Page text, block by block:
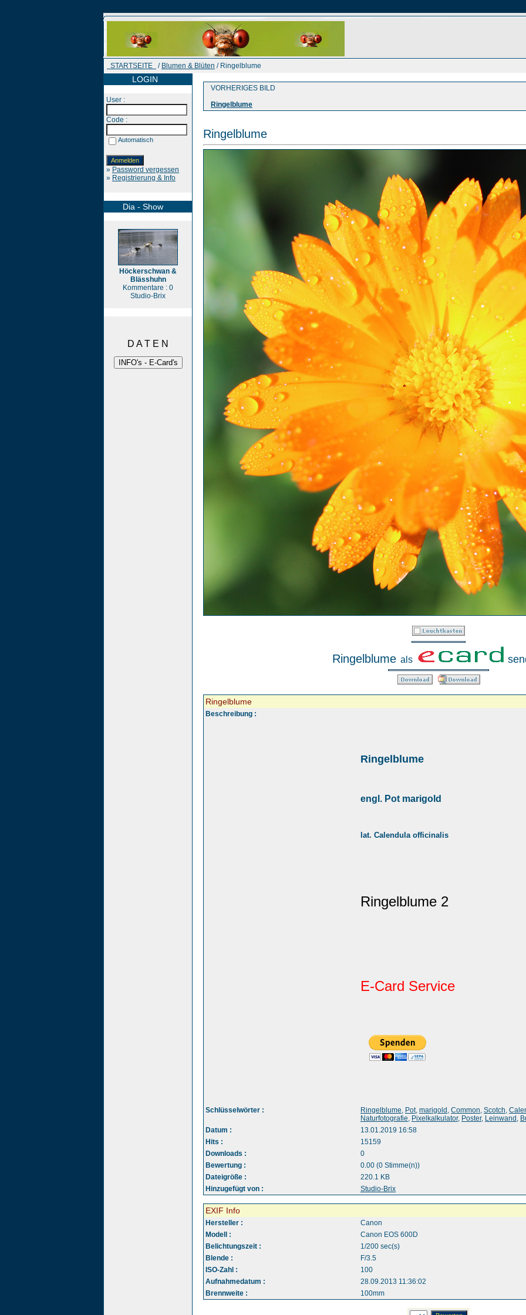
STARTSEITE / Blumen & Blüten / Ringelblume
LOGIN
User :
Code :
Automatisch
» Password vergessen
» Registrierung & Info
Dia - Show
Höckerschwan &
Blässhuhn
Kommentare : 0
Studio-Brix
D A T E N
VORHERIGES BILD
Ringelblume
Ringelblume
Ringelblume als
Ringelblume
Beschreibung :
Ringelblume
engl. Pot marigold
lat. Calendula officinalis
Ringelblume 2
E-Card Service
Schlüsselwörter : Ringelblume, Pot, marigold , Common, Scotch,
Naturfotografie, Pixelkalkulator, Poster, Leinwand ,
Datum :
13.01.2019 16:58
Hits :
15159
Downloads :
0
Bewertung :
0.00 (0 Stimme(n))
Dateigröße :
220.1 KB
Hinzugefügt von :
Studio-Brix
EXIF Info
Hersteller :
Canon
Modell :
Canon EOS 600D
Belichtungszeit :
1/200 sec(s)
Blende :
F/3.5
ISO-Zahl :
100
Aufnahmedatum :
28.09.2013 11:36:02
Brennweite :
100mm